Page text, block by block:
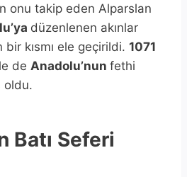
onu takip eden Alparslan
düzenlenen akınlar
kısmı ele geçirildi. 1071
de Anadolu’nun fethi
oldu.
Batı Seferi